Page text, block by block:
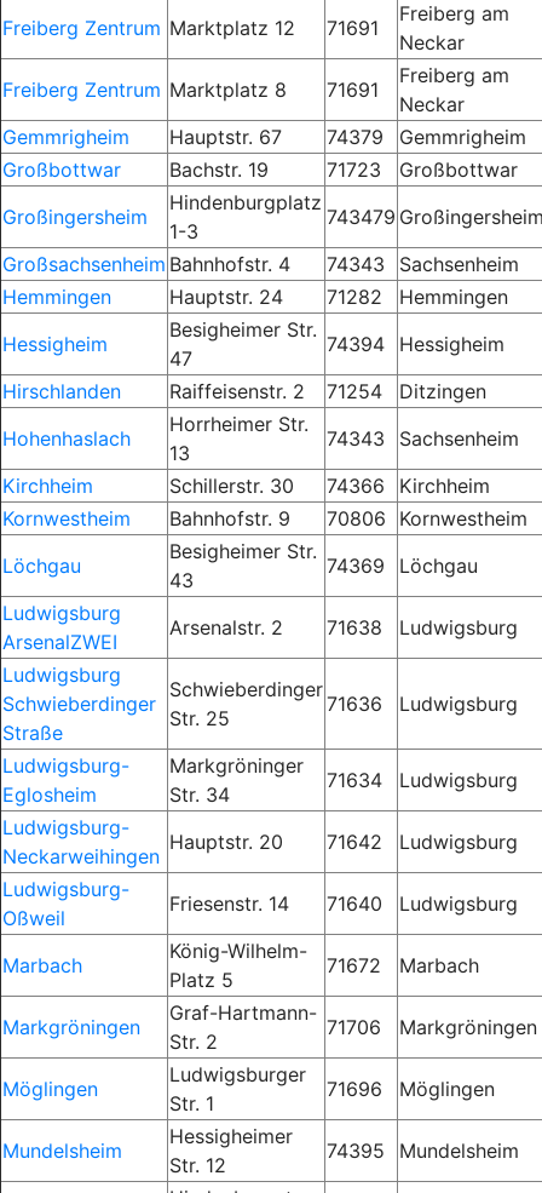
Freiberg Zentrum Marktplatz 12 71691
Freiberg am
Neckar
Freiberg Zentrum Marktplatz 8 71691
Freiberg am
Neckar
Gemmrigheim
Hauptstr. 67 74379
Gemmrigheim
Großbottwar
Bachstr. 19 71723
Großbottwar
Großingersheim
Hindenburgplatz
1-3
743479
Großsachsenheim Bahnhofstr. 4 74343
Sachsenheim
Hemmingen
Hauptstr. 24 71282
Hemmingen
Hessigheim
Besigheimer Str.
47
74394
Hessigheim
Hirschlanden
Raiffeisenstr. 2 71254
Ditzingen
Hohenhaslach
Horrheimer Str.
13
74343
Sachsenheim
Kirchheim
Schillerstr. 30 74366
Kirchheim
Kornwestheim
Bahnhofstr. 9 70806
Kornwestheim
Löchgau
Besigheimer Str.
43
74369
Löchgau
Ludwigsburg
ArsenalZWEI
Arsenalstr. 2 71638
Ludwigsburg
Ludwigsburg
Schwieberdinger
Straße
Schwieberdinger
Str. 25
71636 Ludwigsburg
Ludwigsburg-
Eglosheim
Markgröninger
Str. 34
71634
Ludwigsburg
Ludwigsburg-
Neckarweihingen
Hauptstr. 20 71642
Ludwigsburg
Ludwigsburg-
Oßweil
Friesenstr. 14 71640 Ludwigsburg
Marbach
König-Wilhelm-
Platz 5
71672 Marbach
Markgröningen
Graf-Hartmann-
Str. 2
71706 Markgröningen
Möglingen
Ludwigsburger
Str. 1
71696 Möglingen
Mundelsheim
Hessigheimer
Str. 12
74395
Mundelsheim